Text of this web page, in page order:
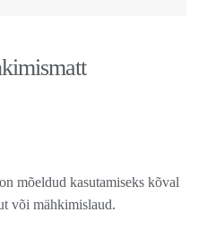
mõeldud kasutamiseks kõval
või mähkimislaud.